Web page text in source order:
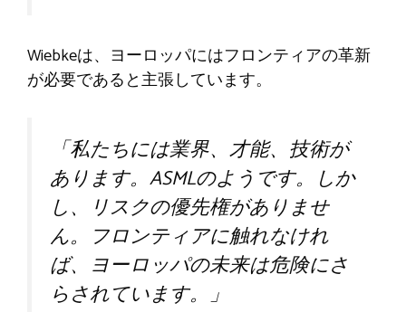
Wiebkeは、ヨーロッパにはフロンティアの革新
が必要であると主張しています。
「私たちには業界、才能、技術が
あります。ASMLのようです。しか
し、リスクの優先権がありませ
ん。フロンティアに触れなけれ
ば、ヨーロッパの未来は危険にさ
らされています。」